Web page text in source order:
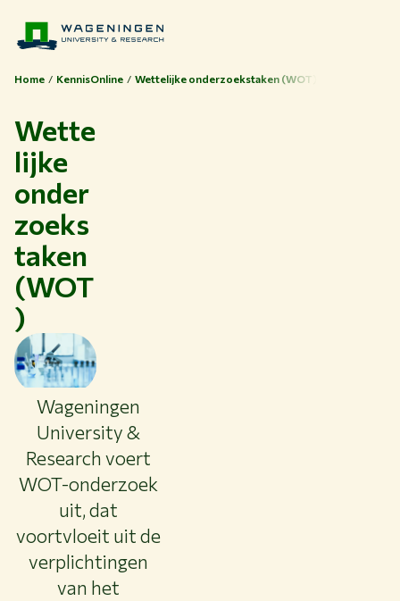
Samenwerken met WUR
Over WUR
NIEUWS & ACHTERGRONDEN
WERKEN BIJ WUR
HUIDIGE STUDENTEN
BIBLIOTHEEK
CONTACT
Home KennisOnline Wettelijke onderzoekstaken (WOT)
Wette
lijke
onder
zoeks
taken
(WOT
)
Wageningen
University &
Research voert
WOT-onderzoek
uit, dat
voortvloeit uit de
verplichtingen
van het